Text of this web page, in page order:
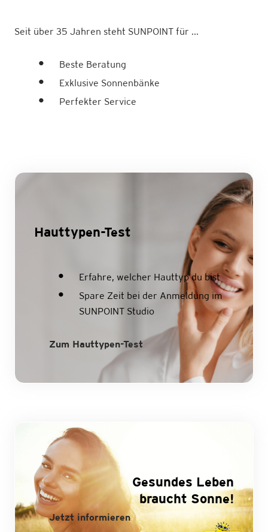
Seit über 35 Jahren steht SUNPOINT für ...
Beste Beratung
Exklusive Sonnenbänke
Perfekter Service
Hauttypen-Test
Erfahre, welcher Hauttyp du bist
Spare Zeit bei der Anmeldung im
SUNPOINT Studio
Zum Hauttypen-Test
Gesundes Leben
braucht Sonne!
Jetzt informieren